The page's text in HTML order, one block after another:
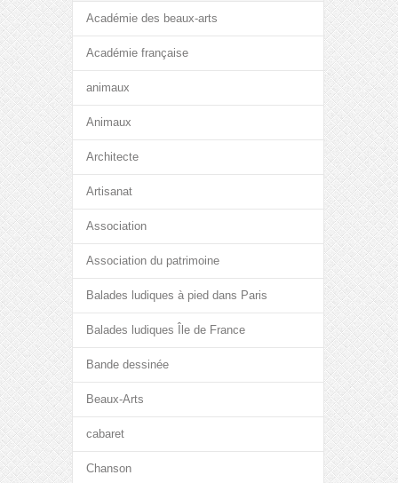
Académie des beaux-arts
Académie française
animaux
Animaux
Architecte
Artisanat
Association
Association du patrimoine
Balades ludiques à pied dans Paris
Balades ludiques Île de France
Bande dessinée
Beaux-Arts
cabaret
Chanson